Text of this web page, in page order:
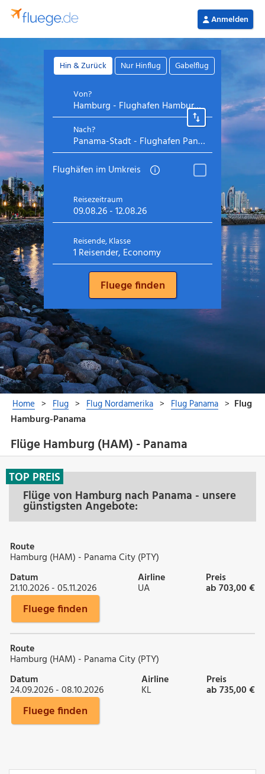
Flüge Hamburg (HAM) - Panama
Flüge von Hamburg nach Panama - unsere
günstigsten Angebote:
TOP PREIS
Route
Hamburg (HAM) - Panama City (PTY)
Datum
21.10.2026 - 05.11.2026
Airline
UA
Preis
ab 703,00 €
Fluege finden
Route
Hamburg (HAM) - Panama City (PTY)
Datum
24.09.2026 - 08.10.2026
Airline
KL
Preis
ab 735,00 €
Fluege finden